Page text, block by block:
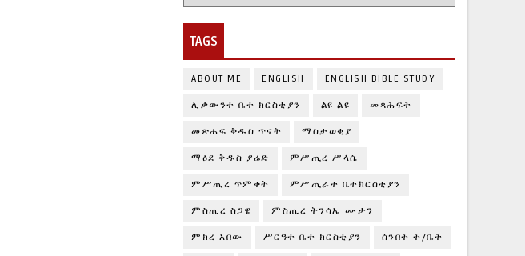
TAGS
ABOUT ME ENGLISH ENGLISH BIBLE STUDY
ሊቃውንተ ቤተ ክርስቲያን ልዩ ልዩ መጻሕፍት
መጽሐፍ ቅዱስ ጥናት ማስታወቂያ
ማዕደ ቅዱስ ያሬድ ምሥጢረ ሥላሴ
ምሥጢረ ጥምቀት ምሥጢራተ ቤተክርስቲያን
ምስጢረ ስጋዌ ምስጢረ ትንሳኤ ሙታን
ምክረ አበው ሥርዓተ ቤተ ክርስቲያን ሰንበት ት/ቤት